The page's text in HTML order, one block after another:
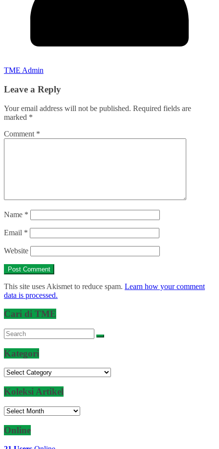
TME Admin
Leave a Reply
Your email address will not be published. Required fields are
marked *
Comment *
Name *
Email *
Website
This site uses Akismet to reduce spam. Learn how your comment
data is processed.
Cari di TME
Kategori
Kategori
Koleksi Artikel
Koleksi
Online